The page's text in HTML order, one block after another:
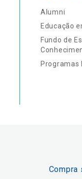
Alumni
Educação
Fundo de
Programas
Compra